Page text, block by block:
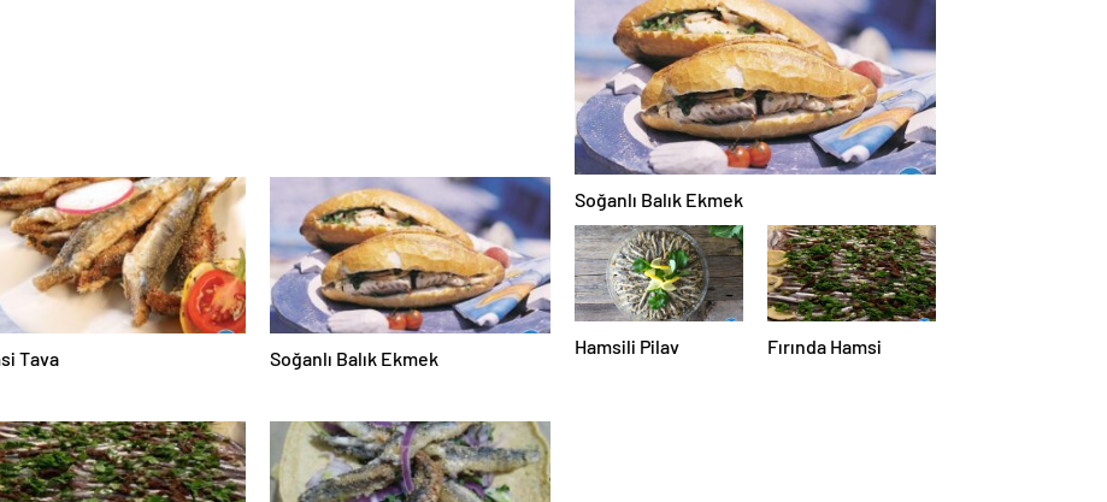
Tava Soğanlı Balık Ekmek
Soğanlı Balık Ekmek
Hamsili Pilav Fırında Hamsi